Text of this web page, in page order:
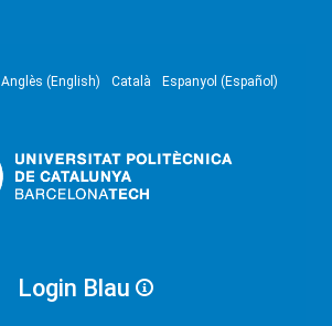
Anglès (English) Català Espanyol (Español)
Login Blau